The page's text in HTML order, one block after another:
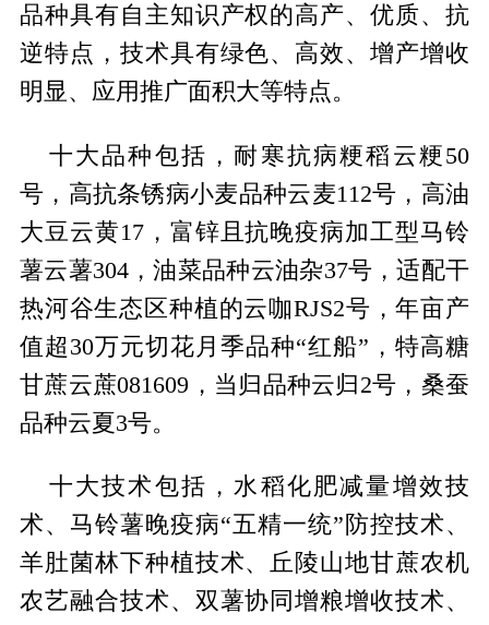
品种具有自主知识产权的高产、优质、抗
逆特点，技术具有绿色、高效、增产增收
明显、应用推广面积大等特点。
十大品种包括，耐寒抗病粳稻云粳50
号，高抗条锈病小麦品种云麦112号，高油
大豆云黄17，富锌且抗晚疫病加工型马铃
薯云薯304，油菜品种云油杂37号，适配干
热河谷生态区种植的云咖RJS2号，年亩产
值超30万元切花月季品种“红船”，特高糖
甘蔗云蔗081609，当归品种云归2号，桑蚕
品种云夏3号。
十大技术包括，水稻化肥减量增效技
术、马铃薯晚疫病“五精一统”防控技术、
羊肚菌林下种植技术、丘陵山地甘蔗农机
农艺融合技术、双薯协同增粮增收技术、